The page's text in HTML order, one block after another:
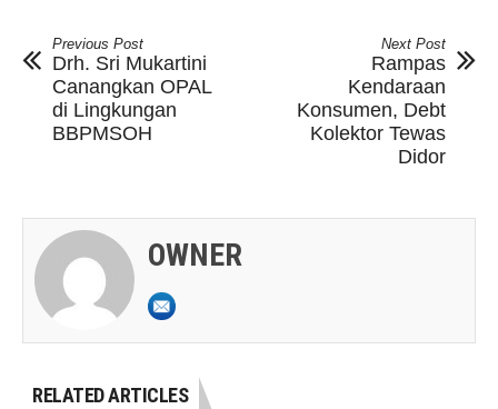
Previous Post
Drh. Sri Mukartini
Canangkan OPAL
di Lingkungan
BBPMSOH
Next Post
Rampas
Kendaraan
Konsumen, Debt
Kolektor Tewas
Didor
OWNER
RELATED ARTICLES